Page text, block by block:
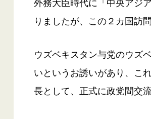
外務大臣時代に「中央アジ
りましたが、この２カ国訪
ウズベキスタン与党のウズ
いというお誘いがあり、こ
長として、正式に政党間交